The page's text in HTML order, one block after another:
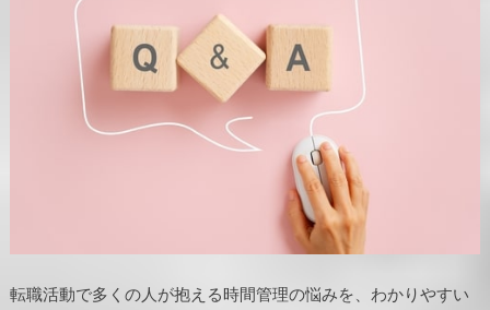
転職活動で多くの人が抱える時間管理の悩みを、わかりやすい